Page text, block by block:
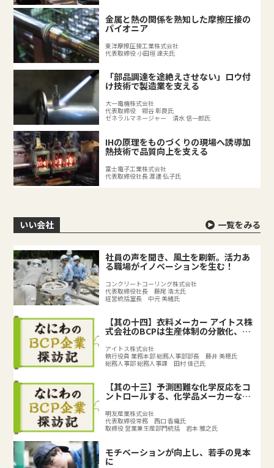
金属と熱の関係を熟知した摩擦圧接の
パイオニア
東洋摩擦圧接工業株式会社
代表取締役 小田垣 達夫氏
「部品調達を途絶えさせない」ロウ付
け技術で製造業を支える
大一電機株式会社
代表取締役 紺谷 彰良氏
ゼネラルマネージャー 清水 信一郎氏
IHの原理をものづくりの現場へ誘導加
熱技術で品質向上を支える
富士電子工業株式会社
代表取締役社長 渡邊 弘子氏
いい会社 一覧をみる
社員の声を聞き、風土を刷新。活力あ
る職場がイノベーションを生む！
コンクリートコーリング株式会社
代表取締役社長 藤尾 浩太氏
経営統括室長 中元 美緒氏
【其の十四】衣料メーカー アイトス株
式会社のBCPは生産体制の分散化、
強化
アイトス株式会社
執行役員 業務本部 総務人事部部長 藤井 美穂氏
総務人事部 総務人事課 田村 佳己氏
【其の十三】予測困難な化学反応をコ
ントロールする、化学品メーカーなら
明友産業株式会社
代表取締役常務 西口 香織氏
取締役 営業兼生産部門統括 岩本 雅之氏
モチベーションが向上し、若手の見本
に